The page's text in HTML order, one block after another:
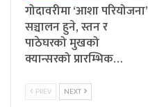
गोदावरीमा ‘आशा परियोजना’
सञ्चालन हुने, स्तन र
पाठेघरको मुखको
क्यान्सरको प्रारम्भिक…
PREV NEXT